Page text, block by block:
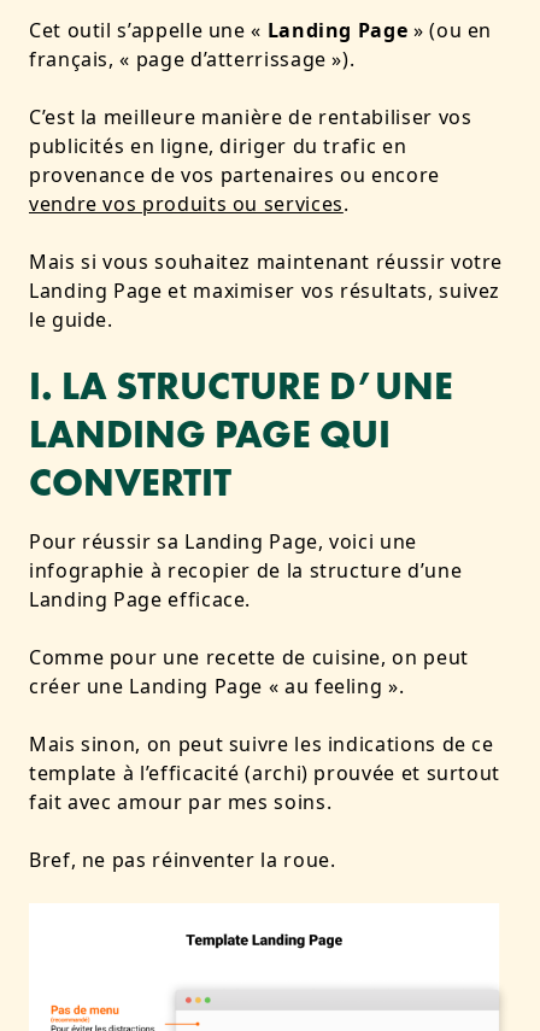
Cet outil s’appelle une « Landing Page » (ou en
français, « page d’atterrissage »).
C’est la meilleure manière de rentabiliser vos
publicités en ligne, diriger du trafic en
provenance de vos partenaires ou encore
vendre vos produits ou services.
Mais si vous souhaitez maintenant réussir votre
Landing Page et maximiser vos résultats, suivez
le guide.
I. LA STRUCTURE D’UNE
LANDING PAGE QUI
CONVERTIT
Pour réussir sa Landing Page, voici une
infographie à recopier de la structure d’une
Landing Page efficace.
Comme pour une recette de cuisine, on peut
créer une Landing Page « au feeling ».
Mais sinon, on peut suivre les indications de ce
template à l’efficacité (archi) prouvée et surtout
fait avec amour par mes soins.
Bref, ne pas réinventer la roue.